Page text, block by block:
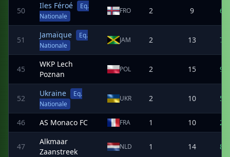
50
Iles Féroé
Eq.
Nationale
FRO 2 9 6
51
Jamaïque
Eq.
Nationale
JAM 2 13 7
45
WKP Lech
Poznan
POL 2 15 9
52
Ukraine
Eq.
Nationale
UKR 2 10 5
46 AS Monaco FC FRA 1 10 2
47
Alkmaar
Zaanstreek
NLD 1 14 8